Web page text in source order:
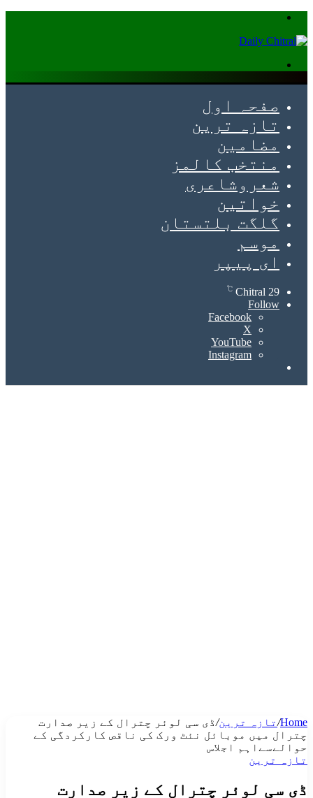
صفحہ اول
تازہ ترین
مضامین
منتخب کالمز
شعروشاعری
خواتین
گلگت بلتستان
موسم
ای پیپر
Chitral 29
℃
Follow
Facebook
X
YouTube
Instagram
Home
/تازہ ترین/ڈی سی لوئر چترال کے زیر صدارت
چترال میں موبائل نئٹ ورک کی ناقص کارکردگی کے
حوالےسےاہم اجلاس
تازہ ترین
ڈی سی لوئر چترال کے زیر صدارت